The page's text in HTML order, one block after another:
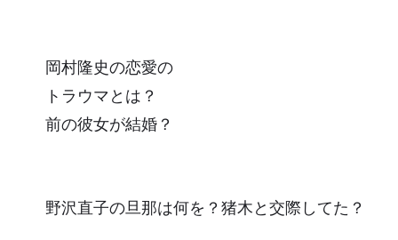
岡村隆史の恋愛の
トラウマとは？
前の彼女が結婚？
野沢直子の旦那は何を？猪木と交際してた？